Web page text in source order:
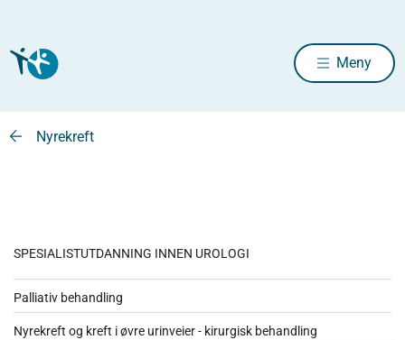
Meny
Nyrekreft
SPESIALISTUTDANNING INNEN UROLOGI
Palliativ behandling
Nyrekreft og kreft i øvre urinveier - kirurgisk behandling